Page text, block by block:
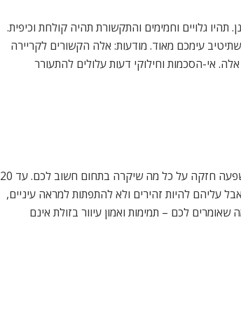
גלויים וחמימים והתקשורת תהיה קולחת וכיפית.
עימכם מאוד. מודעות: אלה הקשורים לקריירה
אי-הסכמות וחילוקי דעות עלולים להתעורר
מיקום הירח במזלכם בראשית החודש ייטיב עימכם ותהיה לכך השפעה חזקה על כל מה שיקרה בתחום חשוב לכם. עד 20
עליהם להיות זהירים ולא להתפתות למראה עיניים,
לכם – תמימות ואמון עיוור בזולת אינם